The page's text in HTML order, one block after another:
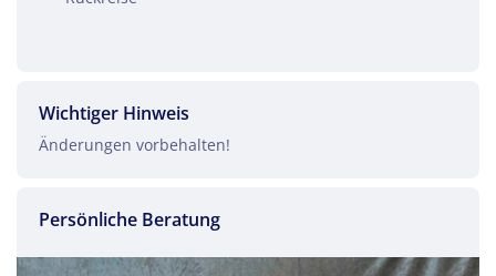
Wichtiger Hinweis
Änderungen vorbehalten!
Persönliche Beratung